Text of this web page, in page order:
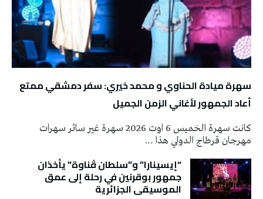
سهرة ميادة الحناوي و محمد خيري: سفر دمشقي ممتع
أعاد الجمهور لأغاني الزمن الجميل
كانت سهرة الخميس 6 اوت 2026 سهرة غير سائر سهرات
مهرجان قرطاج الدولي هذا …
“إيسينارا” و”سلطان ڤناوة” يأخذان
جمهور بوقرنين في رحلة إلى عمق
الموسيقى الجزائرية